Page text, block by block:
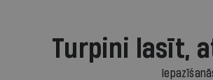
Turpini lasīt,